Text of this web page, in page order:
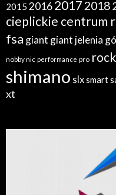
2015 20162017 2018
cieplickie centrum
fsa giant giant jelenia
nobby nic performance pro
shimano slxsmart
xt